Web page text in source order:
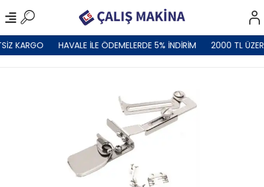
KARGO HAVALE İLE ÖDEMELERDE 5% İNDİRİM 2000 TL